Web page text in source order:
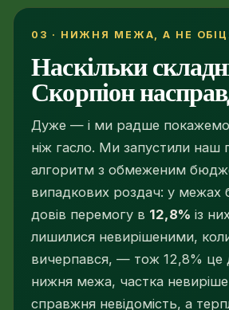
03 · НИЖНЯ МЕЖА, А НЕ
Наскільки
Скорпіон
Дуже — і ми радше
ніж гасло. Ми запустили наш
алгоритм з обмеженим
випадкових роздач: у межах
довів перемогу в 12,8% із
лишилися невирішеними,
вичерпався, — тож 12,8% це
нижня межа, частка
справжня невідомість, а